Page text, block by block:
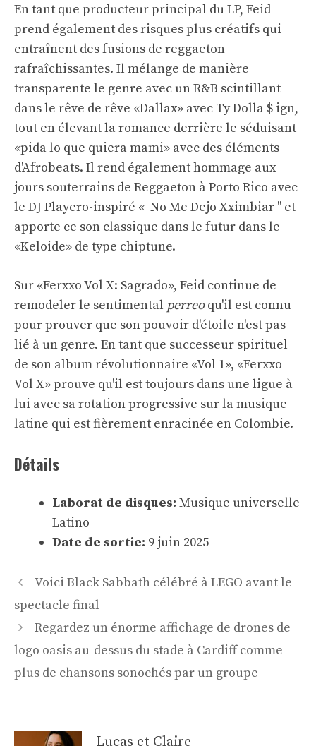
En tant que producteur principal du LP, Feid
prend également des risques plus créatifs qui
entraînent des fusions de reggaeton
rafraîchissantes. Il mélange de manière
transparente le genre avec un R&B scintillant
dans le rêve de rêve «Dallax» avec Ty Dolla $ ign,
tout en élevant la romance derrière le séduisant
«pida lo que quiera mami» avec des éléments
d'Afrobeats. Il rend également hommage aux
jours souterrains de Reggaeton à Porto Rico avec
le DJ Playero-inspiré « No Me Dejo Xximbiar '' et
apporte ce son classique dans le futur dans le
«Keloide» de type chiptune.
Sur «Ferxxo Vol X: Sagrado», Feid continue de
remodeler le sentimental perreoqu'il est connu
pour prouver que son pouvoir d'étoile n'est pas
lié à un genre. En tant que successeur spirituel
de son album révolutionnaire «Vol 1», «Ferxxo
Vol X» prouve qu'il est toujours dans une ligue à
lui avec sa rotation progressive sur la musique
latine qui est fièrement enracinée en Colombie.
Détails
Laborat de disques: Musique universelle
Latino
Date de sortie: 9 juin 2025
Navigation
des
Voici Black Sabbath célébré à LEGO avant le
spectacle final
Regardez un énorme affichage de drones de
logo oasis au-dessus du stade à Cardiff comme
plus de chansons sonochés par un groupe
Lucas et Claire